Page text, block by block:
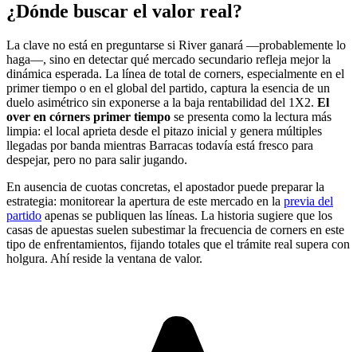
¿Dónde buscar el valor real?
La clave no está en preguntarse si River ganará —probablemente lo
haga—, sino en detectar qué mercado secundario refleja mejor la
dinámica esperada. La línea de total de corners, especialmente en el
primer tiempo o en el global del partido, captura la esencia de un
duelo asimétrico sin exponerse a la baja rentabilidad del 1X2. El
over en córners primer tiempo se presenta como la lectura más
limpia: el local aprieta desde el pitazo inicial y genera múltiples
llegadas por banda mientras Barracas todavía está fresco para
despejar, pero no para salir jugando.
En ausencia de cuotas concretas, el apostador puede preparar la
estrategia: monitorear la apertura de este mercado en la previa del
partido apenas se publiquen las líneas. La historia sugiere que los
casas de apuestas suelen subestimar la frecuencia de corners en este
tipo de enfrentamientos, fijando totales que el trámite real supera con
holgura. Ahí reside la ventana de valor.